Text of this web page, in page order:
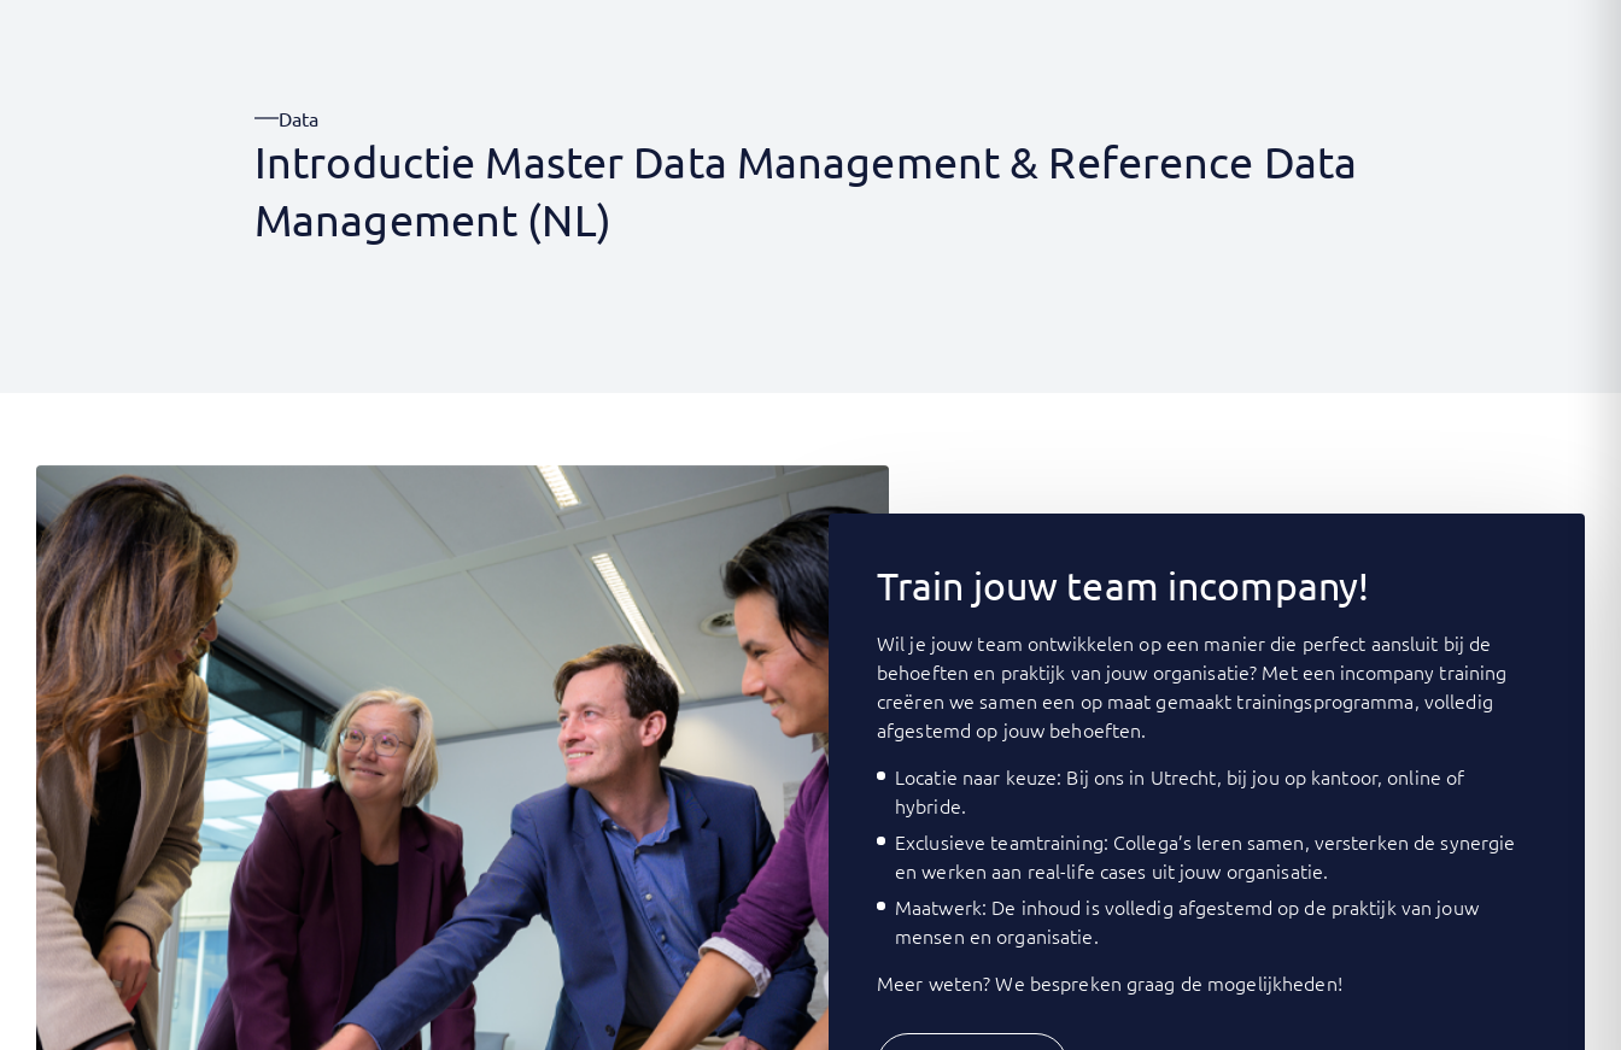
Data
Introductie Master Data Management & Reference Data
Management (NL)
Train jouw team incompany!
Wil je jouw team ontwikkelen op een manier die perfect aansluit bij de
behoeften en praktijk van jouw organisatie? Met een incompany training
creëren we samen een op maat gemaakt trainingsprogramma, volledig
afgestemd op jouw behoeften.
Locatie naar keuze: Bij ons in Utrecht, bij jou op kantoor, online of
hybride.
Exclusieve teamtraining: Collega’s leren samen, versterken de synergie
en werken aan real-life cases uit jouw organisatie.
Maatwerk: De inhoud is volledig afgestemd op de praktijk van jouw
mensen en organisatie.
Meer weten? We bespreken graag de mogelijkheden!